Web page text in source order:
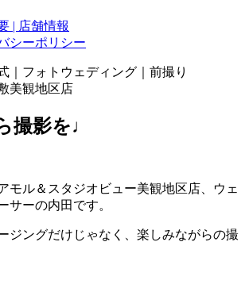
| 店舗情報
シーポリシー
｜フォトウェディング｜前撮り
美観地区店
撮影を♩
モル＆スタジオビュー美観地区店、ウェ
サーの内田です。
ジングだけじゃなく、楽しみながらの撮